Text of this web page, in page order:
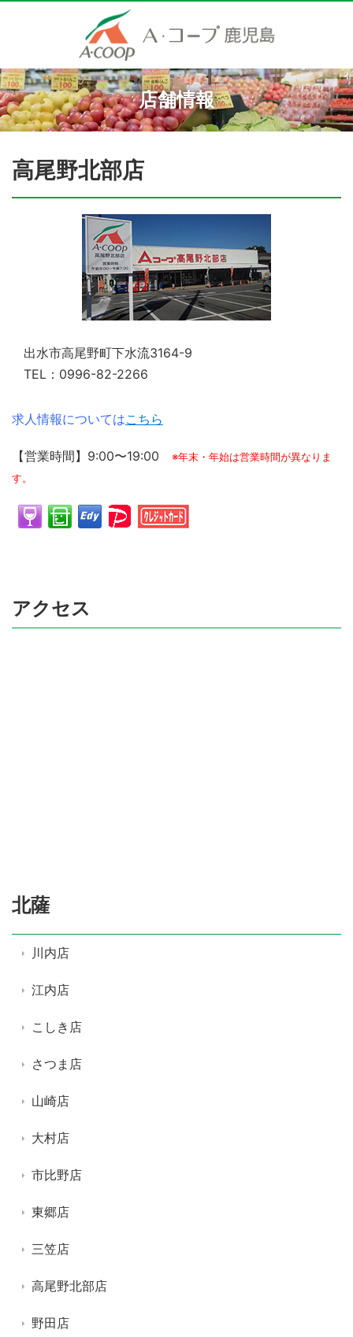
店舗情報
高尾野北部店
出水市高尾野町下水流3164-9
TEL：0996-82-2266
求人情報についてはこちら
【営業時間】9:00〜19:00
※年末・年始は営業時間が異なりま
す。
アクセス
北薩
川内店
江内店
こしき店
さつま店
山崎店
大村店
市比野店
東郷店
三笠店
高尾野北部店
野田店